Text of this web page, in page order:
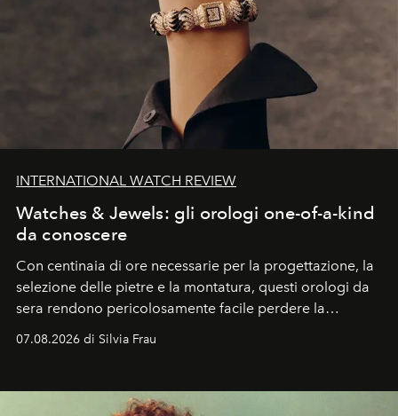
INTERNATIONAL WATCH REVIEW
Watches & Jewels: gli orologi one-of-a-kind
da conoscere
Con centinaia di ore necessarie per la progettazione, la
selezione delle pietre e la montatura, questi orologi da
sera rendono pericolosamente facile perdere la
cognizione del tempo. Ma con quadranti così
07.08.2026 di Silvia Frau